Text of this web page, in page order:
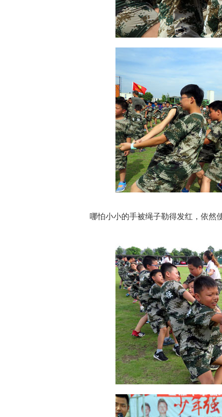
哪怕小小的手被绳子勒得发红，依然